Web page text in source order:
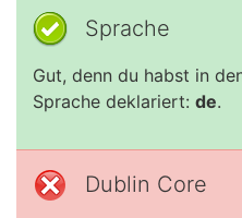
Sprache
Gut, denn du habst in
Sprache deklariert: de.
Dublin Core